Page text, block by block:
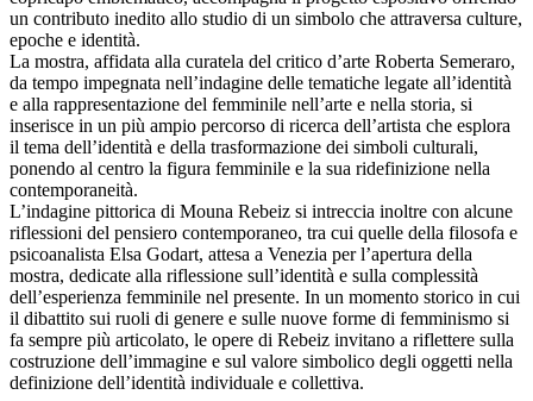
un contributo inedito allo studio di un simbolo che attraversa culture,
epoche e identità.
La mostra, affidata alla curatela del critico d’arte Roberta Semeraro,
da tempo impegnata nell’indagine delle tematiche legate all’identità
e alla rappresentazione del femminile nell’arte e nella storia, si
inserisce in un più ampio percorso di ricerca dell’artista che esplora
il tema dell’identità e della trasformazione dei simboli culturali,
ponendo al centro la figura femminile e la sua ridefinizione nella
contemporaneità.
L’indagine pittorica di Mouna Rebeiz si intreccia inoltre con alcune
riflessioni del pensiero contemporaneo, tra cui quelle della filosofa e
psicoanalista Elsa Godart, attesa a Venezia per l’apertura della
mostra, dedicate alla riflessione sull’identità e sulla complessità
dell’esperienza femminile nel presente. In un momento storico in cui
il dibattito sui ruoli di genere e sulle nuove forme di femminismo si
fa sempre più articolato, le opere di Rebeiz invitano a riflettere sulla
costruzione dell’immagine e sul valore simbolico degli oggetti nella
definizione dell’identità individuale e collettiva.